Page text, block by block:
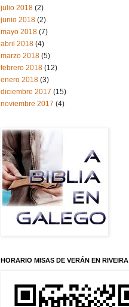
julio 2018 (2)
junio 2018 (2)
mayo 2018 (7)
abril 2018 (4)
marzo 2018 (5)
febrero 2018 (12)
enero 2018 (3)
diciembre 2017 (15)
noviembre 2017 (4)
HORARIO MISAS DE VERÁN EN RIVEIRA